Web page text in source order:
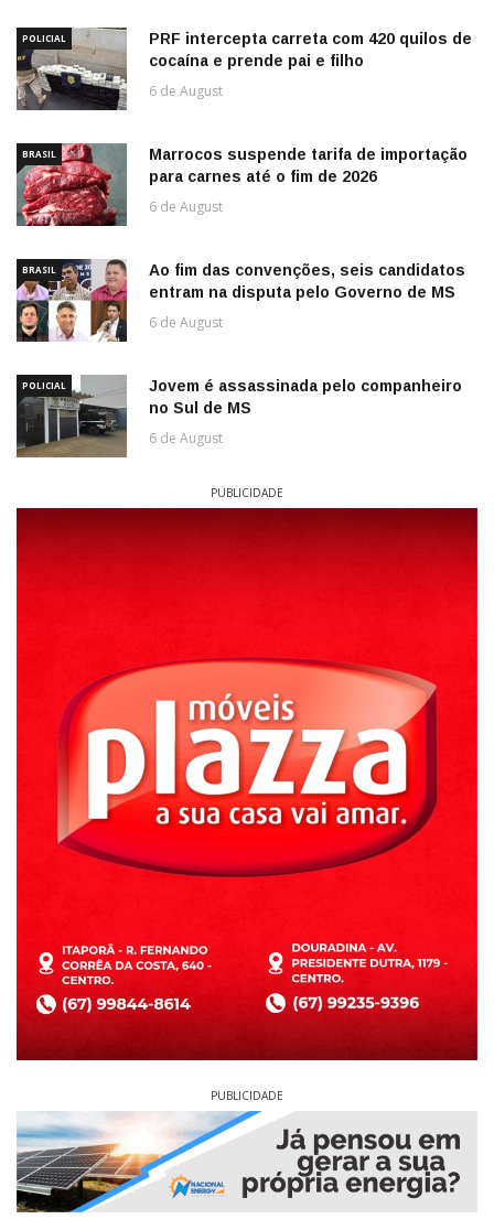
POLICIAL
PRF intercepta carreta com 420 quilos de
cocaína e prende pai e filho
6 de August
BRASIL
Marrocos suspende tarifa de importação
para carnes até o fim de 2026
6 de August
BRASIL
Ao fim das convenções, seis candidatos
entram na disputa pelo Governo de MS
6 de August
POLICIAL
Jovem é assassinada pelo companheiro
no Sul de MS
6 de August
PUBLICIDADE
PUBLICIDADE